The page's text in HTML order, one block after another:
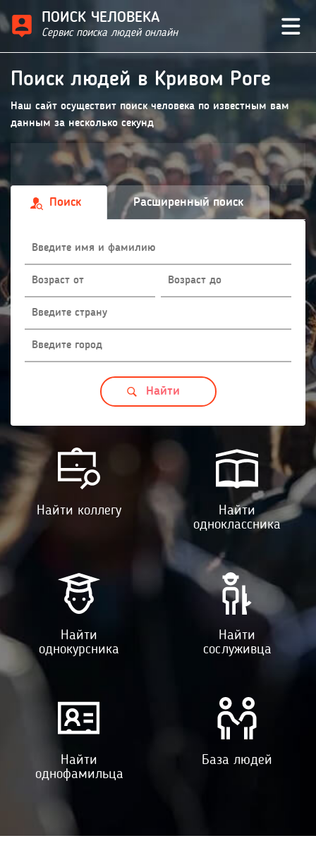
ПОИСК ЧЕЛОВЕКА
Сервис поиска людей онлайн
Поиск людей в Кривом Роге
Наш сайт осуществит поиск человека по известным вам
данным за несколько секунд
Поиск Расширенный поиск
Найти коллегу
Найти
одноклассника
Найти
однокурсника
Найти
сослуживца
Найти
однофамильца
База людей